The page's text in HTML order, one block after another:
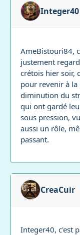
Integer40
AmeBistouri84,
justement
crétois hier soir,
pour revenir à la
diminution du
qui ont gardé
sous pression,
aussi un rôle,
passant.
CreaCuir
Integer40, c'est